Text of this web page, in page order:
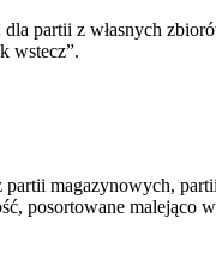
partii z własnych
wstecz”.
magazynowych,
posortowane malejąco